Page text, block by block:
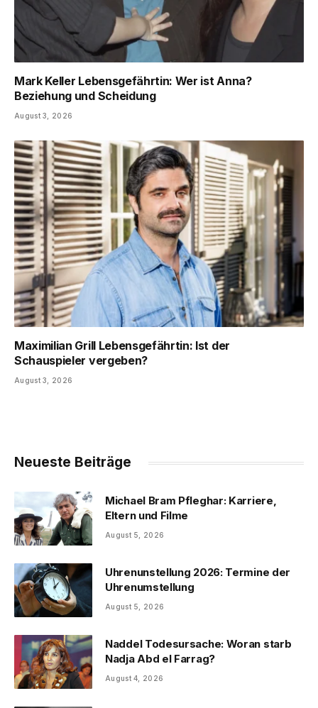
Mark Keller Lebensgefährtin: Wer ist Anna?
Beziehung und Scheidung
August 3, 2026
Maximilian Grill Lebensgefährtin: Ist der
Schauspieler vergeben?
August 3, 2026
Neueste Beiträge
Michael Bram Pfleghar: Karriere,
Eltern und Filme
August 5, 2026
Uhrenunstellung 2026: Termine der
Uhrenumstellung
August 5, 2026
Naddel Todesursache: Woran starb
Nadja Abd el Farrag?
August 4, 2026